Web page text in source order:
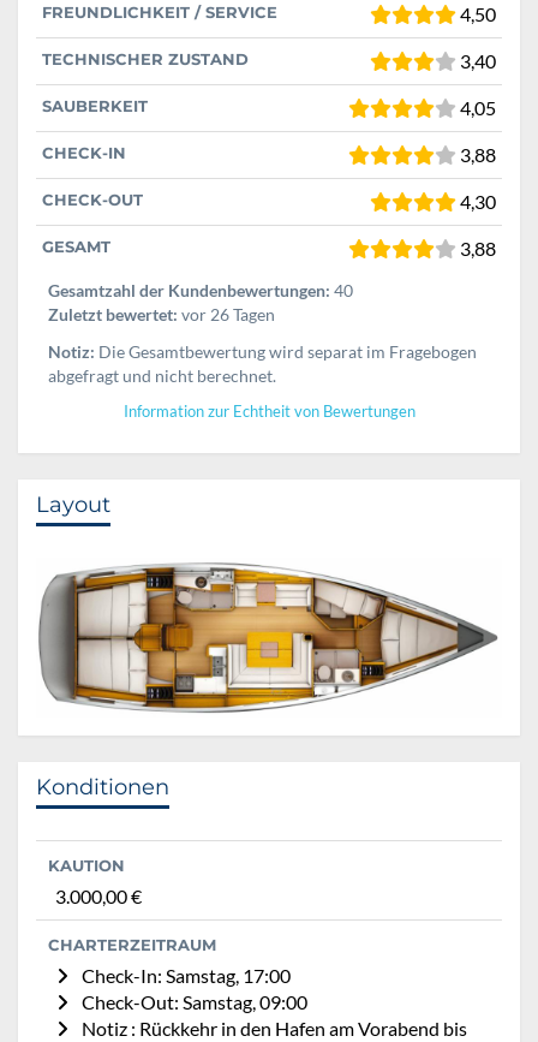
FREUNDLICHKEIT / SERVICE 4,50
TECHNISCHER ZUSTAND 3,40
SAUBERKEIT 4,05
CHECK-IN 3,88
CHECK-OUT 4,30
GESAMT 3,88
Gesamtzahl der Kundenbewertungen: 40
Zuletzt bewertet: vor 26 Tagen
Notiz: Die Gesamtbewertung wird separat im Fragebogen
abgefragt und nicht berechnet.
Information zur Echtheit von Bewertungen
Layout
Konditionen
KAUTION
3.000,00 €
CHARTERZEITRAUM
Check-In: Samstag, 17:00
Check-Out: Samstag, 09:00
Notiz : Rückkehr in den Hafen am Vorabend bis